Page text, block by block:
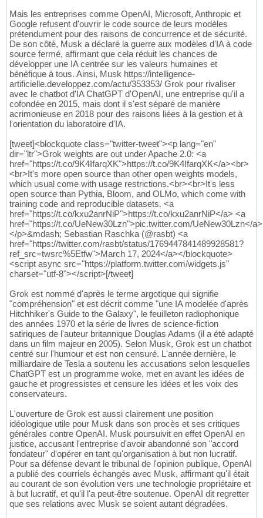
Mais les entreprises comme OpenAI, Microsoft, Anthropic et
Google refusent d'ouvrir le code source de leurs modèles
prétendument pour des raisons de concurrence et de sécurité.
De son côté, Musk a déclaré la guerre aux modèles d'IA à code
source fermé, affirmant que cela réduit les chances de
développer une IA centrée sur les valeurs humaines et
bénéfique à tous. Ainsi, Musk https://intelligence-
artificielle.developpez.com/actu/353353/ Grok pour rivaliser
avec le chatbot d'IA ChatGPT d'OpenAI, une entreprise qu'il a
cofondée en 2015, mais dont il s'est séparé de manière
acrimonieuse en 2018 pour des raisons liées à la gestion et à
l'orientation du laboratoire d'IA.
[tweet]<blockquote class="twitter-tweet"><p lang="en"
dir="ltr">Grok weights are out under Apache 2.0: <a
href="https://t.co/9K4IfarqXK">https://t.co/9K4IfarqXK</a><br>
<br>It's more open source than other open weights models,
which usual come with usage restrictions.<br><br>It's less
open source than Pythia, Bloom, and OLMo, which come with
training code and reproducible datasets. <a
href="https://t.co/kxu2anrNiP">https://t.co/kxu2anrNiP</a> <a
href="https://t.co/UeNew30Lzn">pic.twitter.com/UeNew30Lzn</a>
</p>&mdash; Sebastian Raschka (@rasbt) <a
href="https://twitter.com/rasbt/status/1769447841489928581?
ref_src=twsrc%5Etfw">March 17, 2024</a></blockquote>
<script async src="https://platform.twitter.com/widgets.js"
charset="utf-8"></script>[/tweet]
Grok est nommé d'après le terme argotique qui signifie
"compréhension" et est décrit comme "une IA modelée d'après
Hitchhiker's Guide to the Galaxy", le feuilleton radiophonique
des années 1970 et la série de livres de science-fiction
satiriques de l'auteur britannique Douglas Adams (il a été adapté
dans un film majeur en 2005). Selon Musk, Grok est un chatbot
centré sur l'humour et est non censuré. L'année dernière, le
milliardaire de Tesla a soutenu les accusations selon lesquelles
ChatGPT est un programme woke, met en avant les idées de
gauche et progressistes et censure les idées et les voix des
conservateurs.
L'ouverture de Grok est aussi clairement une position
idéologique utile pour Musk dans son procès et ses critiques
générales contre OpenAI. Musk poursuivit en effet OpenAI en
justice, accusant l'entreprise d'avoir abandonné son "accord
fondateur" d'opérer en tant qu'organisation à but non lucratif.
Pour sa défense devant le tribunal de l'opinion publique, OpenAI
a publié des courriels échangés avec Musk, affirmant qu'il était
au courant de son évolution vers une technologie propriétaire et
à but lucratif, et qu'il l'a peut-être soutenue. OpenAI dit regretter
que ses relations avec Musk se soient autant dégradées.